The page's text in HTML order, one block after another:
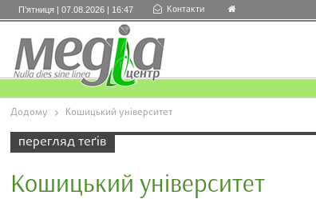
П’ятниця | 07.08.2026 | 16:47 Контакти
Додому Кошицький університет
перегляд теґів
Кошицький університет